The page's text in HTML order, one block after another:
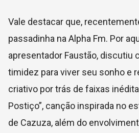
Vale destacar que,
passadinha na Alpha Fm. Por
apresentador Faustão, discutiu
timidez para viver seu sonho e
criativo por trás de faixas
Postiço”, canção inspirada no
de Cazuza, além do